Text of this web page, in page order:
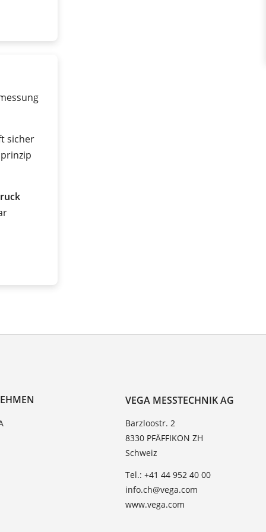
sicher
VEGA MESSTECHNIK AG
Barzloostr. 2
8330 PFÄFFIKON ZH
Schweiz
Tel.: +41 44 952 40 00
info.ch@vega.com
www.vega.com